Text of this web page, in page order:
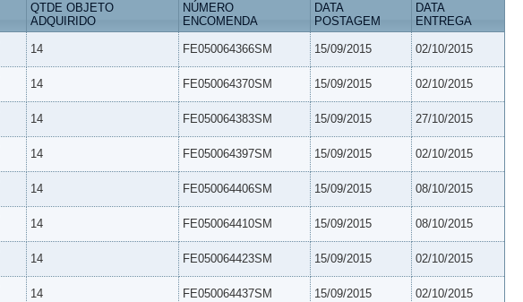
QTDE OBJETO
ADQUIRIDO
NÚMERO
ENCOMENDA
DATA
POSTAGEM
DATA
ENTREGA
14 FE050064366SM 15/09/2015 02/10/2015
14 FE050064370SM 15/09/2015 02/10/2015
14 FE050064383SM 15/09/2015 27/10/2015
14 FE050064397SM 15/09/2015 02/10/2015
14 FE050064406SM 15/09/2015 08/10/2015
14 FE050064410SM 15/09/2015 08/10/2015
14 FE050064423SM 15/09/2015 02/10/2015
14 FE050064437SM 15/09/2015 02/10/2015